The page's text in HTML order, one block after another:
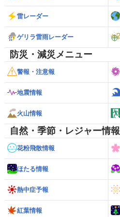
雷レーダー
ゲリラ雷雨レーダー
防災・減災メニュー
警報・注意報
地震情報
火山情報
自然・季節・レジャー情報
花粉飛散情報
ほたる情報
熱中症予報
紅葉情報